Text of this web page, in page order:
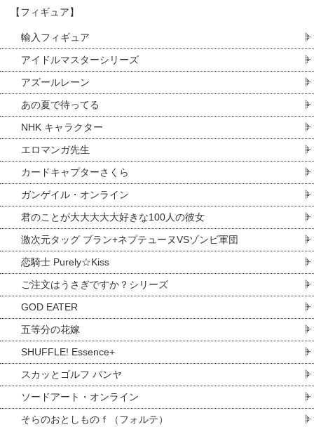
【フィギュア】
輸入フィギュア
アイドルマスターシリーズ
アズールレーン
あの夏で待ってる
NHK キャラクター
エロマンガ先生
カードキャプターさくら
ガンゲイル・オンライン
君のことが大大大大大好きな100人の彼女
激次元タッグ ブラン+ネプテューヌVSゾンビ軍団
恋騎士 Purely☆Kiss
ご注文はうさぎですか？シリーズ
GOD EATER
五等分の花嫁
SHUFFLE! Essence+
スカッとゴルフ パンヤ
ソードアート・オンライン
そらのおとしものｆ（フォルテ）